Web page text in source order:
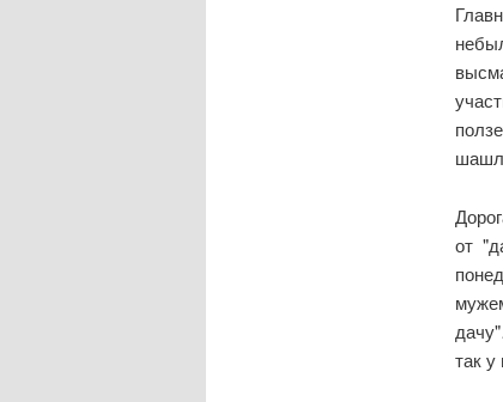
от
так